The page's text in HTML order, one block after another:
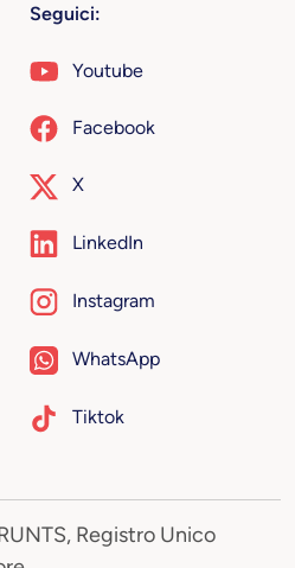
Seguici:
Youtube
Facebook
X
LinkedIn
Instagram
WhatsApp
Tiktok
Registro Unico